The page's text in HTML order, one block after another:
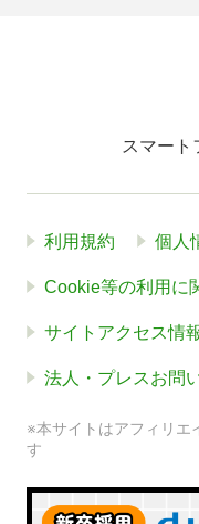
スマート
利用規約 個人
Cookie等の利用に
サイトアクセス情
法人・プレスお問
※本サイトはアフィリエ
す